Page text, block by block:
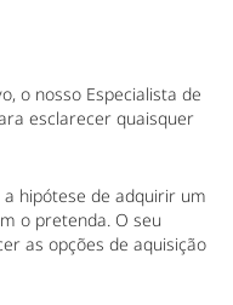
o nosso Especialista de
esclarecer quaisquer
hipótese de adquirir um
o pretenda. O seu
as opções de aquisição